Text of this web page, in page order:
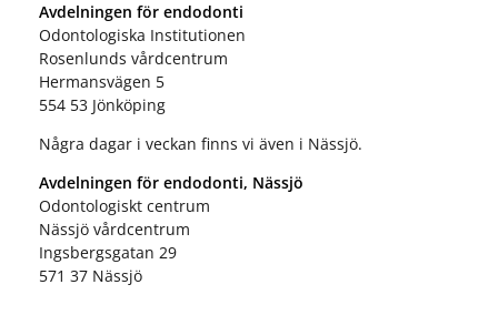
Avdelningen för endodonti
Odontologiska Institutionen
Rosenlunds vårdcentrum
Hermansvägen 5
554 53 Jönköping
Några dagar i veckan finns vi även i Nässjö.
Avdelningen för endodonti, Nässjö
Odontologiskt centrum
Nässjö vårdcentrum
Ingsbergsgatan 29
571 37 Nässjö